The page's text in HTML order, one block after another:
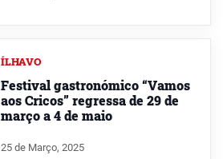
ÍLHAVO
Festival gastronómico “Vamos
aos Cricos” regressa de 29 de
março a 4 de maio
25 de Março, 2025